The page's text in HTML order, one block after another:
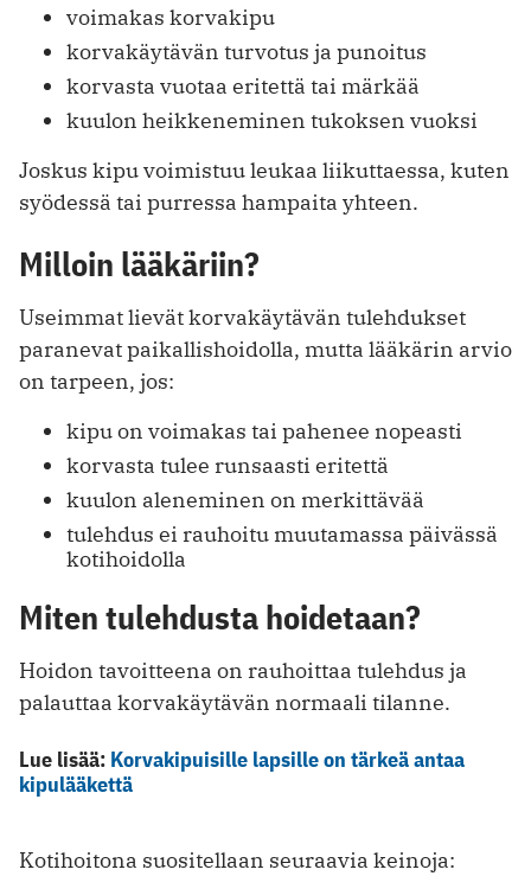
voimakas korvakipu
korvakäytävän turvotus ja punoitus
korvasta vuotaa eritettä tai märkää
kuulon heikkeneminen tukoksen vuoksi
Joskus kipu voimistuu leukaa liikuttaessa, kuten
syödessä tai purressa hampaita yhteen.
Milloin lääkäriin?
Useimmat lievät korvakäytävän tulehdukset
paranevat paikallishoidolla, mutta lääkärin arvio
on tarpeen, jos:
kipu on voimakas tai pahenee nopeasti
korvasta tulee runsaasti eritettä
kuulon aleneminen on merkittävää
tulehdus ei rauhoitu muutamassa päivässä
kotihoidolla
Miten tulehdusta hoidetaan?
Hoidon tavoitteena on rauhoittaa tulehdus ja
palauttaa korvakäytävän normaali tilanne.
Lue lisää: Korvakipuisille lapsille on tärkeä antaa
kipulääkettä
Kotihoitona suositellaan seuraavia keinoja: